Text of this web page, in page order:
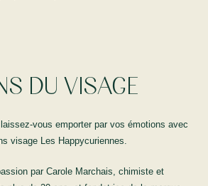
DU VISAGE
vous emporter par vos émotions avec
visage Les Happycuriennes.
par Carole Marchais, chimiste et